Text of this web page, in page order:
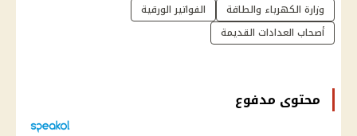
وزارة الكهرباء والطاقة
الفواتير الورقية
أصحاب العدادات القديمة
محتوى مدفوع